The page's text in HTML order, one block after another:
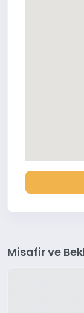
Misafir ve